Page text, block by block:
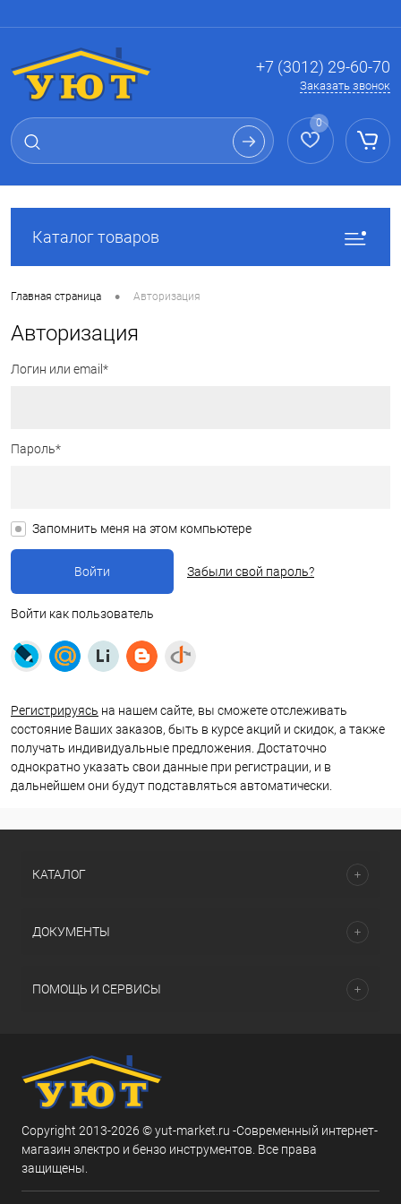
+7 (3012) 29-60-70
Заказать звонок
0
Каталог товаров
Главная страница • Авторизация
Авторизация
Логин или email*
Пароль*
Запомнить меня на этом компьютере
Забыли свой пароль?
Войти как пользователь
Регистрируясь на нашем сайте, вы сможете отслеживать
состояние Ваших заказов, быть в курсе акций и скидок, а также
получать индивидуальные предложения. Достаточно
однократно указать свои данные при регистрации, и в
дальнейшем они будут подставляться автоматически.
КАТАЛОГ
ДОКУМЕНТЫ
ПОМОЩЬ И СЕРВИСЫ
Copyright 2013-2026 © yut-market.ru -Современный интернет-
магазин электро и бензо инструментов. Все права
защищены.